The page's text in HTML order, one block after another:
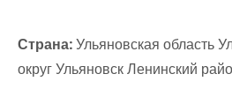
Страна:Ульяновская область
округ Ульяновск Ленинский